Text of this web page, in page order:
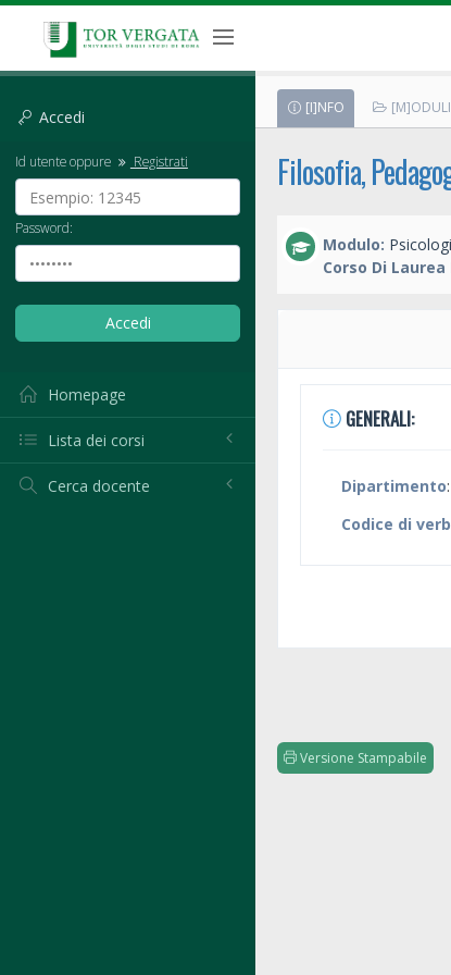
Accedi
Id utente oppure Registrati
Password:
Homepage
Lista dei corsi
Cerca docente
[I]NFO [M]ODULI
Filosofia,
Modulo:
Corso Di
GENERALI:
Dipartimento
Codice di
Versione Stampabile